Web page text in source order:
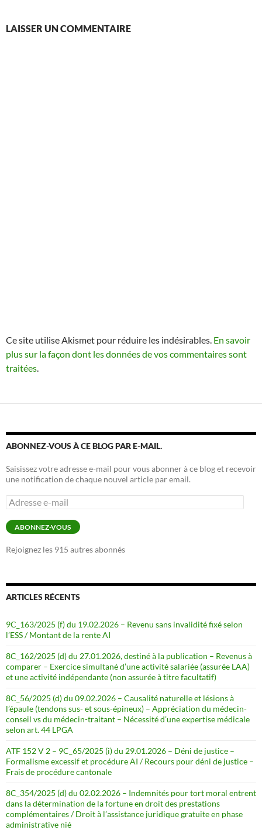
LAISSER UN COMMENTAIRE
Ce site utilise Akismet pour réduire les indésirables. En savoir
plus sur la façon dont les données de vos commentaires sont
traitées.
ABONNEZ-VOUS À CE BLOG PAR E-MAIL.
Saisissez votre adresse e-mail pour vous abonner à ce blog et recevoir
une notification de chaque nouvel article par email.
Adresse
e-
mail
ABONNEZ-VOUS
Rejoignez les 915 autres abonnés
ARTICLES RÉCENTS
9C_163/2025 (f) du 19.02.2026 – Revenu sans invalidité fixé selon
l’ESS / Montant de la rente AI
8C_162/2025 (d) du 27.01.2026, destiné à la publication – Revenus à
comparer – Exercice simultané d’une activité salariée (assurée LAA)
et une activité indépendante (non assurée à titre facultatif)
8C_56/2025 (d) du 09.02.2026 – Causalité naturelle et lésions à
l’épaule (tendons sus- et sous-épineux) – Appréciation du médecin-
conseil vs du médecin-traitant – Nécessité d’une expertise médicale
selon art. 44 LPGA
ATF 152 V 2 – 9C_65/2025 (i) du 29.01.2026 – Déni de justice –
Formalisme excessif et procédure AI / Recours pour déni de justice –
Frais de procédure cantonale
8C_354/2025 (d) du 02.02.2026 – Indemnités pour tort moral entrent
dans la détermination de la fortune en droit des prestations
complémentaires / Droit à l’assistance juridique gratuite en phase
administrative nié